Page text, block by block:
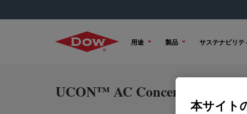
用途 製品 サステナビリテ
UCON™ AC Concentrate 1105
本サイト